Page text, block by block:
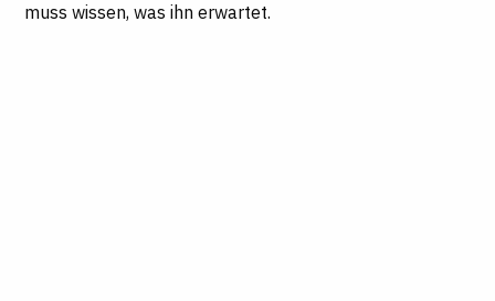
muss wissen, was ihn erwartet.